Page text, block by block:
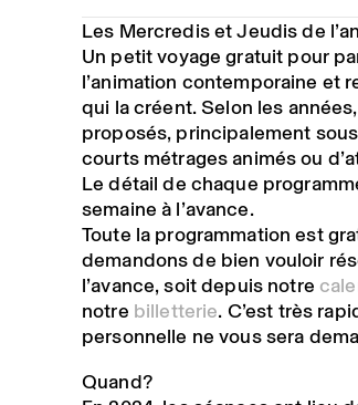
Les Mercredis et Jeudis de
Un petit voyage gratuit pour
l’animation contemporaine et
qui la créent. Selon les
proposés, principalement
courts métrages animés ou
Le détail de chaque
semaine à l’avance.
Toute la programmation est
demandons de bien vouloir
l’avance, soit depuis notre
notre billetterie. C’est très
personnelle ne vous sera
Quand?